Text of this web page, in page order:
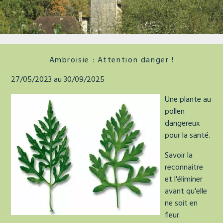
Ambroisie : Attention danger !
27/05/2023 au 30/09/2025
Une plante au
pollen
dangereux
pour la santé.
Savoir la
reconnaitre
et l'éliminer
avant qu'elle
ne soit en
fleur.